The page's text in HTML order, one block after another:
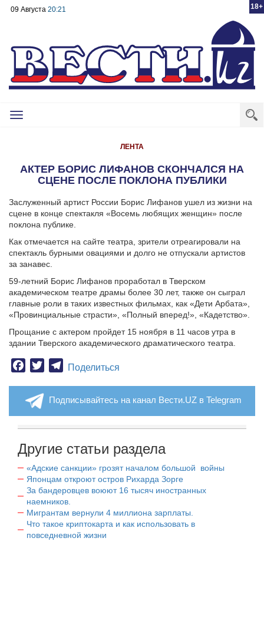
18+
09 Августа 20:21
Toggle
ЛЕНТА
АКТЕР БОРИС ЛИФАНОВ СКОНЧАЛСЯ НА
СЦЕНЕ ПОСЛЕ ПОКЛОНА ПУБЛИКИ
Заслуженный артист России Борис Лифанов ушел из жизни на
сцене в конце спектакля «Восемь любящих женщин» после
поклона публике.
Как отмечается на сайте театра, зрители отреагировали на
спектакль бурными овациями и долго не отпускали артистов
за занавес.
59-летний Борис Лифанов проработал в Тверском
академическом театре драмы более 30 лет, также он сыграл
главные роли в таких известных фильмах, как «Дети Арбата»,
«Провинциальные страсти», «Полный вперед!», «Кадетство».
Прощание с актером пройдет 15 ноября в 11 часов утра в
здании Тверского академического драматического театра.
Facebook
TwitterTelegram
Поделиться
Подписывайтесь на канал Вести.UZ в Telegram
Другие статьи раздела
«Адские санкции» грозят началом большой войны
Японцам откроют остров Рихарда Зорге
За бандеровцев воюют 16 тысяч иностранных
наемников.
Мигрантам вернули 4 миллиона зарплаты.
Что такое криптокарта и как использовать в
повседневной жизни